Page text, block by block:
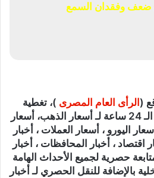
ضعف وفقدان السمع
( الرأى العام المصرى )، تغطية
ورصدًا مستمرًّا على مدار الـ 24 ساعة لـ أسعار الذهب، أسعار
اليورو ، أسعار العملات ، أخبار
اقتصاد ، أخبار المحافظات ، أخبار
حصرية لجميع الأحداث الهامة
بالإضافة للنقل الحصري لـ أخبار